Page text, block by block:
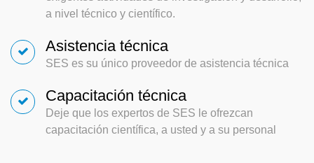
a nivel técnico y científico.
Asistencia técnica
SES es su único proveedor de asistencia técnica
Capacitación técnica
Deje que los expertos de SES le ofrezcan
capacitación científica, a usted y a su personal